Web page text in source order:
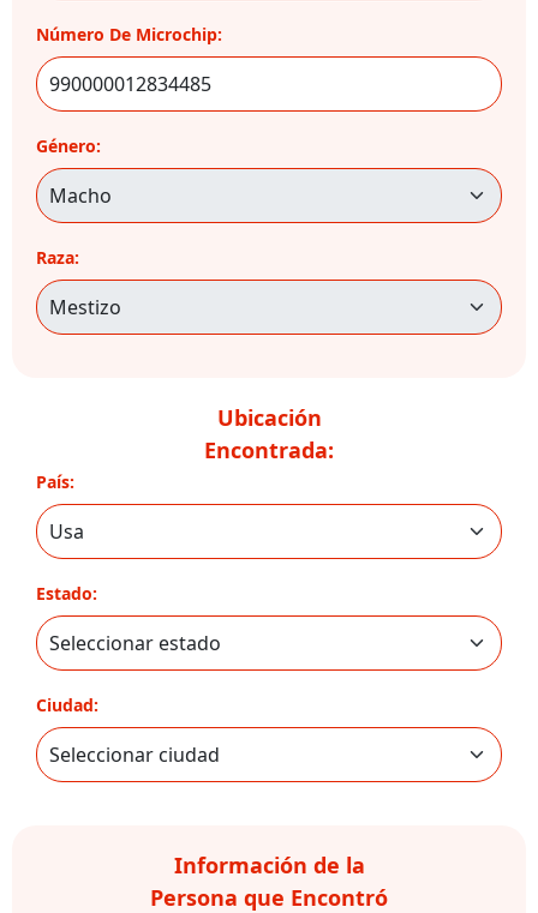
Número De Microchip:
Género:
Raza:
Ubicación
Encontrada:
País:
Estado:
Ciudad:
Información de la
Persona que Encontró